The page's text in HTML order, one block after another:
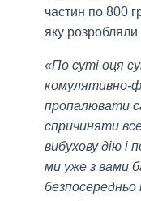
частин по 800
яку розробляли
«По суті оця
комулятивно-
пропалювати
спричиняти
вибухову дію і
ми уже з вами